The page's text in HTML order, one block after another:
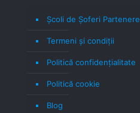
Școli de Șoferi Partenere
Termeni şi condiţii
Politică confidenţialitate
Politică cookie
Blog